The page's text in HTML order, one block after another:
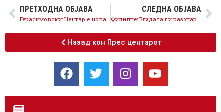
ПРЕТХОДНА ОБЈАВА СЛЕДНА ОБЈАВА
Назад кон Прес центарот